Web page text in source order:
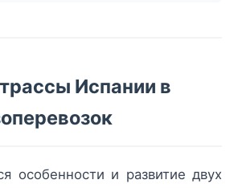
Испании в
особенности и развитие двух